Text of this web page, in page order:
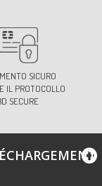
SICURO
IL PROTOCOLLO
SECURE